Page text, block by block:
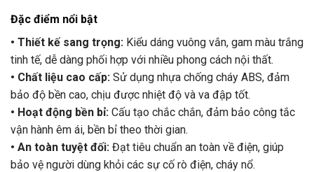
Đặc điểm nổi bật
• Thiết kế sang trọng: Kiểu dáng vuông vắn, gam màu trắng
tinh tế, dễ dàng phối hợp với nhiều phong cách nội thất.
• Chất liệu cao cấp: Sử dụng nhựa chống cháy ABS, đảm
bảo độ bền cao, chịu được nhiệt độ và va đập tốt.
• Hoạt động bền bỉ: Cấu tạo chắc chắn, đảm bảo công tắc
vận hành êm ái, bền bỉ theo thời gian.
• An toàn tuyệt đối: Đạt tiêu chuẩn an toàn về điện, giúp
bảo vệ người dùng khỏi các sự cố rò điện, cháy nổ.